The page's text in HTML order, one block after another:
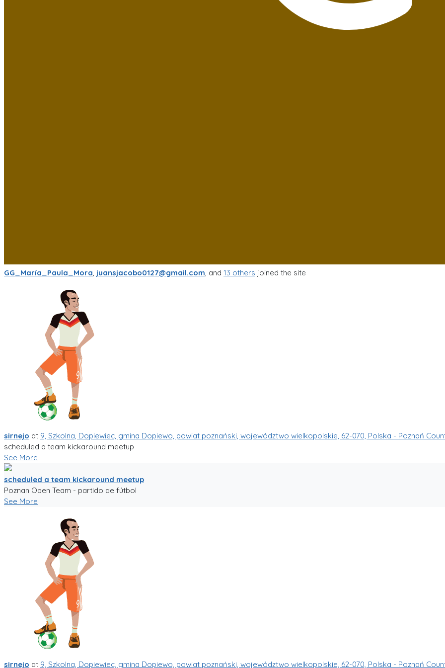
GG_María_Paula_Mora, juansjacobo0127@gmail.com, and 13 others joined the site
sirnejo at 9, Szkolna, Dopiewiec, gmina Dopiewo, powiat poznański, województwo wielkopolskie, 62-070, Polska - Poznań
scheduled a team kickaround meetup
See More
scheduled a team kickaround meetup
Poznan Open Team - partido de fútbol
See More
sirnejo at 9, Szkolna, Dopiewiec, gmina Dopiewo, powiat poznański, województwo wielkopolskie, 62-070, Polska - Poznań